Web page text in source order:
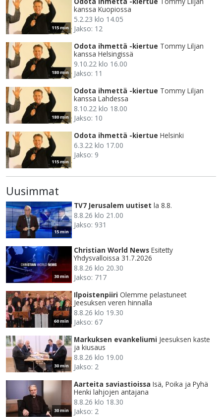
115 min
kanssa Kuopiossa
5.2.23 klo 14.05
Jakso: 12
180 min
Odota ihmettä -kiertue Tommy Liljan
kanssa Helsingissä
9.10.22 klo 16.00
Jakso: 11
180 min
Odota ihmettä -kiertue Tommy Liljan
kanssa Lahdessa
8.10.22 klo 18.00
Jakso: 10
115 min
Odota ihmettä -kiertue Helsinki
6.3.22 klo 17.00
Jakso: 9
Uusimmat
15 min
TV7 Jerusalem uutiset la 8.8.
8.8.26 klo 21.00
Jakso: 931
30 min
Christian World News Esitetty
Yhdysvalloissa 31.7.2026
8.8.26 klo 20.30
Jakso: 717
60 min
Ilpoistenpiiri Olemme pelastuneet
Jeesuksen veren hinnalla
8.8.26 klo 19.30
Jakso: 67
30 min
Markuksen evankeliumi Jeesuksen kaste
ja kiusaus
8.8.26 klo 19.00
Jakso: 2
30 min
Aarteita saviastioissa Isä, Poika ja Pyhä
Henki lahjojen antajana
8.8.26 klo 18.30
Jakso: 2